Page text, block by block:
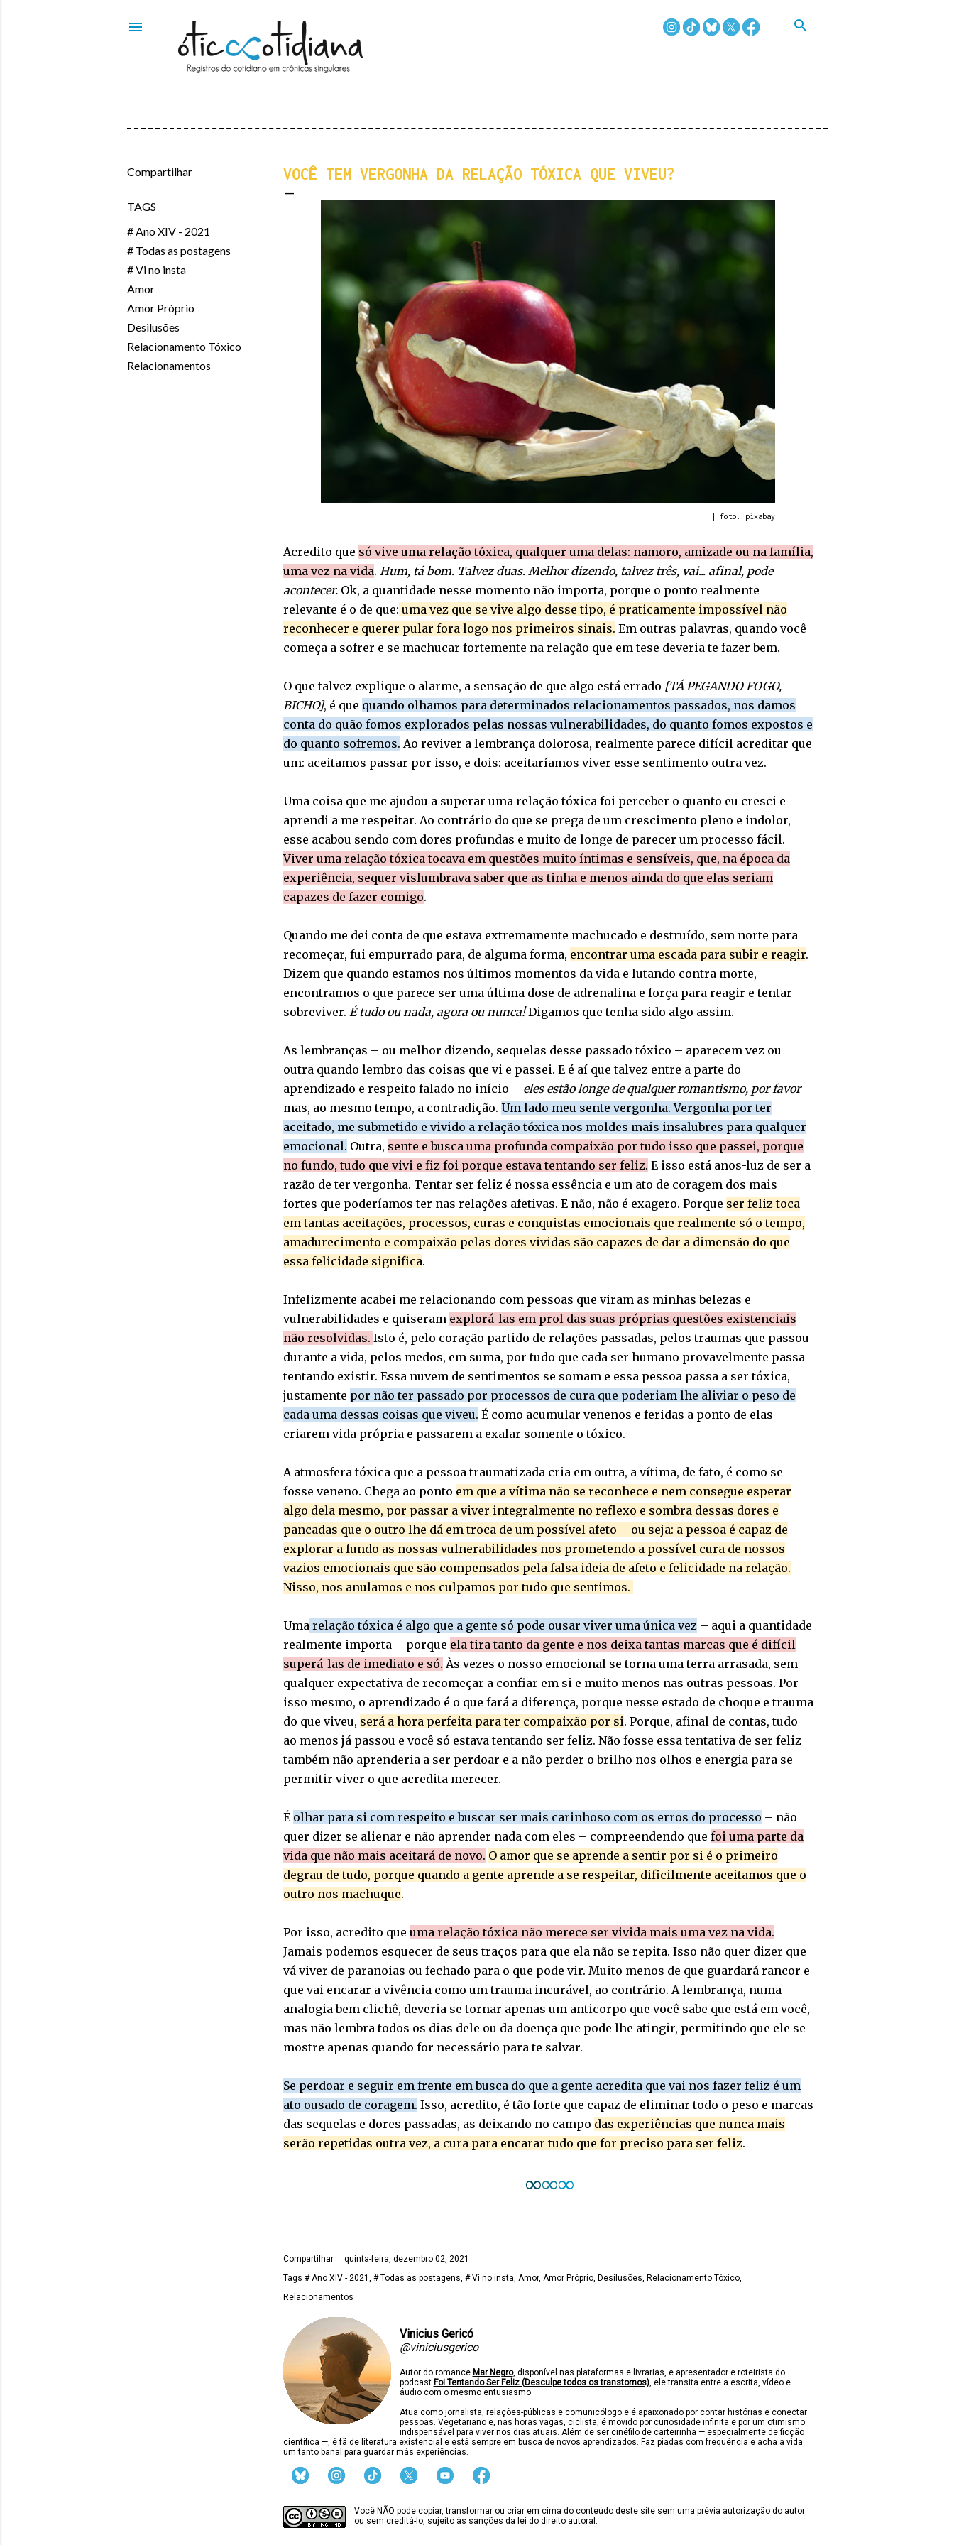
Compartilhar
TAGS
# Ano XIV - 2021
# Todas as postagens
# Vi no insta
Amor
Amor Próprio
Desilusões
Relacionamento Tóxico
Relacionamentos
VOCÊ TEM VERGONHA DA RELAÇÃO TÓXICA QUE VIVEU?
| foto: pixabay
Acredito que só vive uma relação tóxica, qualquer uma delas: namoro, amizade ou na família,
uma vez na vida. Hum, tá bom. Talvez duas. Melhor dizendo, talvez três, vai... afinal, pode
acontecer. Ok, a quantidade nesse momento não importa, porque o ponto realmente
relevante é o de que: uma vez que se vive algo desse tipo, é praticamente impossível não
reconhecer e querer pular fora logo nos primeiros sinais. Em outras palavras, quando você
começa a sofrer e se machucar fortemente na relação que em tese deveria te fazer bem.
O que talvez explique o alarme, a sensação de que algo está errado [TÁ PEGANDO FOGO,
BICHO], é que quando olhamos para determinados relacionamentos passados, nos damos
conta do quão fomos explorados pelas nossas vulnerabilidades, do quanto fomos expostos e
do quanto sofremos. Ao reviver a lembrança dolorosa, realmente parece difícil acreditar que
um: aceitamos passar por isso, e dois: aceitaríamos viver esse sentimento outra vez.
Uma coisa que me ajudou a superar uma relação tóxica foi perceber o quanto eu cresci e
aprendi a me respeitar. Ao contrário do que se prega de um crescimento pleno e indolor,
esse acabou sendo com dores profundas e muito de longe de parecer um processo fácil.
Viver uma relação tóxica tocava em questões muito íntimas e sensíveis, que, na época da
experiência, sequer vislumbrava saber que as tinha e menos ainda do que elas seriam
capazes de fazer comigo.
Quando me dei conta de que estava extremamente machucado e destruído, sem norte para
recomeçar, fui empurrado para, de alguma forma, encontrar uma escada para subir e reagir.
Dizem que quando estamos nos últimos momentos da vida e lutando contra morte,
encontramos o que parece ser uma última dose de adrenalina e força para reagir e tentar
sobreviver. É tudo ou nada, agora ou nunca!Digamos que tenha sido algo assim.
As lembranças – ou melhor dizendo, sequelas desse passado tóxico – aparecem vez ou
outra quando lembro das coisas que vi e passei. E é aí que talvez entre a parte do
aprendizado e respeito falado no início – eles estão longe de qualquer romantismo, por favor–
mas, ao mesmo tempo, a contradição. Um lado meu sente vergonha. Vergonha por ter
aceitado, me submetido e vivido a relação tóxica nos moldes mais insalubres para qualquer
emocional. Outra, sente e busca uma profunda compaixão por tudo isso que passei, porque
no fundo, tudo que vivi e fiz foi porque estava tentando ser feliz. E isso está anos-luz de ser a
razão de ter vergonha. Tentar ser feliz é nossa essência e um ato de coragem dos mais
fortes que poderíamos ter nas relações afetivas. E não, não é exagero. Porque ser feliz toca
em tantas aceitações, processos, curas e conquistas emocionais que realmente só o tempo,
amadurecimento e compaixão pelas dores vividas são capazes de dar a dimensão do que
essa felicidade significa.
Infelizmente acabei me relacionando com pessoas que viram as minhas belezas e
vulnerabilidades e quiseram explorá-las em prol das suas próprias questões existenciais
não resolvidas. Isto é, pelo coração partido de relações passadas, pelos traumas que passou
durante a vida, pelos medos, em suma, por tudo que cada ser humano provavelmente passa
tentando existir. Essa nuvem de sentimentos se somam e essa pessoa passa a ser tóxica,
justamente por não ter passado por processos de cura que poderiam lhe aliviar o peso de
cada uma dessas coisas que viveu. É como acumular venenos e feridas a ponto de elas
criarem vida própria e passarem a exalar somente o tóxico.
A atmosfera tóxica que a pessoa traumatizada cria em outra, a vítima, de fato, é como se
fosse veneno. Chega ao ponto em que a vítima não se reconhece e nem consegue esperar
algo dela mesmo, por passar a viver integralmente no reflexo e sombra dessas dores e
pancadas que o outro lhe dá em troca de um possível afeto – ou seja: a pessoa é capaz de
explorar a fundo as nossas vulnerabilidades nos prometendo a possível cura de nossos
vazios emocionais que são compensados pela falsa ideia de afeto e felicidade na relação.
Nisso, nos anulamos e nos culpamos por tudo que sentimos.
Umarelação tóxica é algo que a gente só pode ousar viver uma única vez– aqui a quantidade
realmente importa – porque ela tira tanto da gente e nos deixa tantas marcas que é difícil
superá-las de imediato e só. Às vezes o nosso emocional se torna uma terra arrasada, sem
qualquer expectativa de recomeçar a confiar em si e muito menos nas outras pessoas. Por
isso mesmo, o aprendizado é o que fará a diferença, porque nesse estado de choque e trauma
do que viveu, será a hora perfeita para ter compaixão por si. Porque, afinal de contas, tudo
ao menos já passou e você só estava tentando ser feliz. Não fosse essa tentativa de ser feliz
também não aprenderia a ser perdoar e a não perder o brilho nos olhos e energia para se
permitir viver o que acredita merecer.
É olhar para si com respeito e buscar ser mais carinhoso com os erros do processo – não
quer dizer se alienar e não aprender nada com eles – compreendendo que foi uma parte da
vida que não mais aceitará de novo. O amor que se aprende a sentir por si é o primeiro
degrau de tudo, porque quando a gente aprende a se respeitar, dificilmente aceitamos que o
outro nos machuque.
Por isso, acredito que uma relação tóxica não merece ser vivida mais uma vez na vida.
Jamais podemos esquecer de seus traços para que ela não se repita. Isso não quer dizer que
vá viver de paranoias ou fechado para o que pode vir. Muito menos de que guardará rancor e
que vai encarar a vivência como um trauma incurável, ao contrário. A lembrança, numa
analogia bem clichê, deveria se tornar apenas um anticorpo que você sabe que está em você,
mas não lembra todos os dias dele ou da doença que pode lhe atingir, permitindo que ele se
mostre apenas quando for necessário para te salvar.
Se perdoar e seguir em frente em busca do que a gente acredita que vai nos fazer feliz é um
ato ousado de coragem. Isso, acredito, é tão forte que capaz de eliminar todo o peso e marcas
das sequelas e dores passadas, as deixando no campo das experiências que nunca mais
serão repetidas outra vez, a cura para encarar tudo que for preciso para ser feliz.
∞∞∞
Compartilhar
quinta-feira, dezembro 02, 2021
Tags # Ano XIV - 2021 # Todas as postagens # Vi no insta Amor Amor Próprio Desilusões
Relacionamento Tóxico
Relacionamentos
Vinicius Gericó
@viniciusgerico
Autor do romance Mar Negro, disponível nas plataformas e livrarias, e apresentador e roteirista do
podcast Foi Tentando Ser Feliz (Desculpe todos os transtornos), ele transita entre a escrita, vídeo e
áudio com o mesmo entusiasmo.
Atua como jornalista, relações-públicas e comunicólogo e é apaixonado por contar histórias e conectar
pessoas. Vegetariano e, nas horas vagas, ciclista, é movido por curiosidade infinita e por um otimismo
indispensável para viver nos dias atuais. Além de ser cinéfilo de carteirinha — especialmente de ficção
científica —, é fã de literatura existencial e está sempre em busca de novos aprendizados. Faz piadas com frequência e acha a vida
um tanto banal para guardar más experiências.
Você NÃO pode copiar, transformar ou criar em cima do conteúdo deste site sem uma prévia autorização do autor
ou sem creditá-lo, sujeito às sanções da lei do direito autoral.